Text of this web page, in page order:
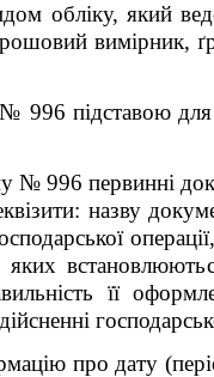
обліку, який
вимірник,
996 підставою
№ 996 первинні
назву
її
про дату